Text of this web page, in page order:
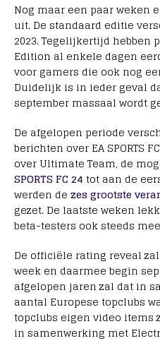
Nog maar een paar weken
uit. De standaard editie
2023. Tegelijkertijd hebben
Edition al enkele dagen
voor gamers die ook nog
Duidelijk is in ieder geval
september massaal wordt
De afgelopen periode
berichten over EA SPORTS
over Ultimate Team, de
SPORTS FC 24 tot aan de
werden de zes grootste
gezet. De laatste weken
beta-testers ook steeds
De officiële rating reveal
week en daarmee begin
afgelopen jaren zal dat in
aantal Europese topclubs
topclubs eigen video items
in samenwerking met